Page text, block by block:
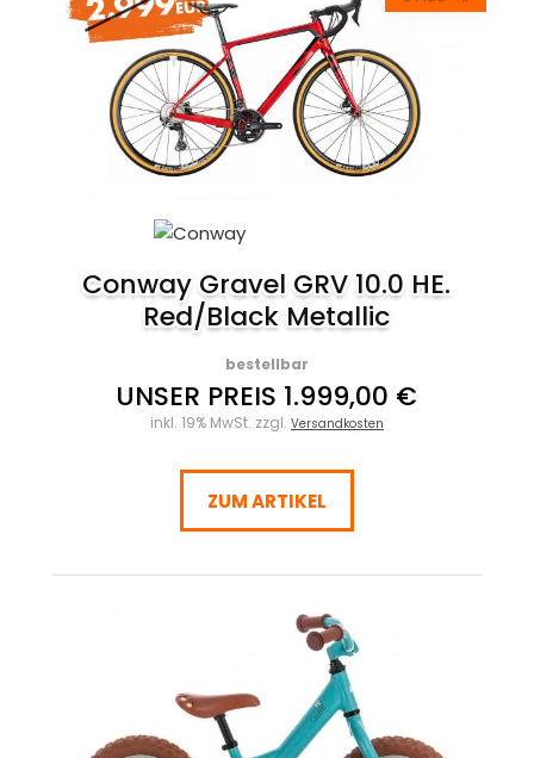
Conway Gravel GRV 10.0 HE.
Red/Black Metallic
bestellbar
UNSER PREIS 1.999,00 €
inkl. 19% MwSt. zzgl. Versandkosten
ZUM ARTIKEL